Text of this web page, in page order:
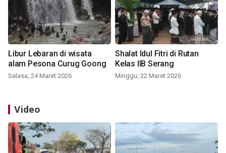
Libur Lebaran di wisata
alam Pesona Curug Goong
Selasa, 24 Maret 2026
Shalat Idul Fitri di Rutan
Kelas IIB Serang
Minggu, 22 Maret 2026
Video